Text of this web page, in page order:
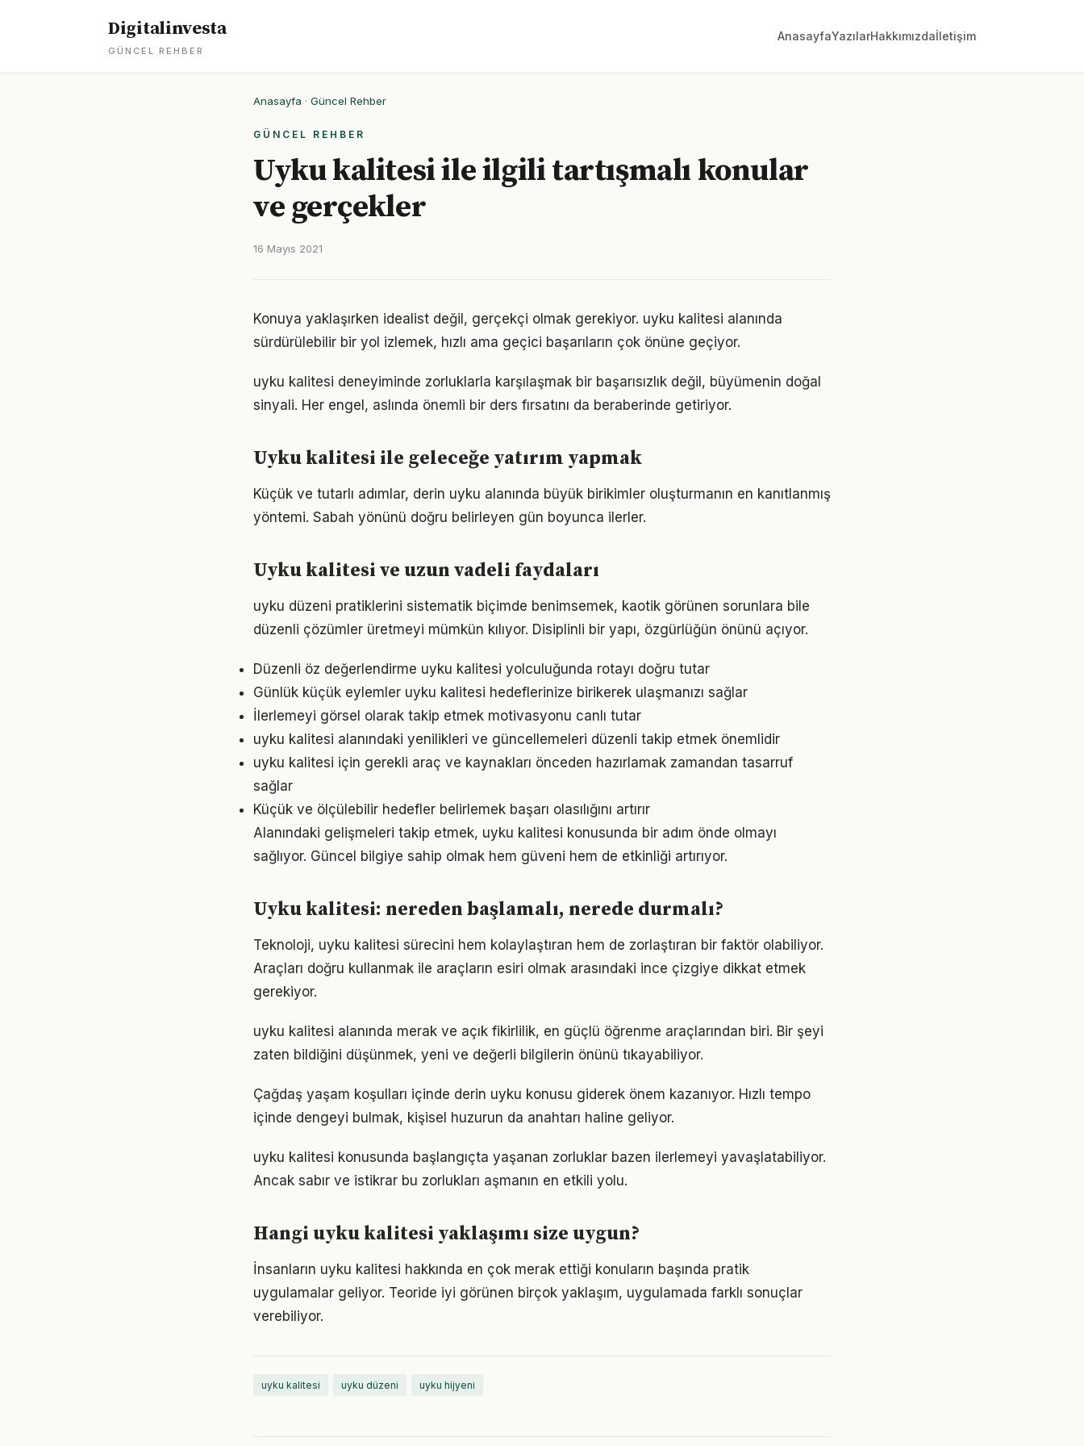
Digitalinvesta
GÜNCEL REHBER
AnasayfaYazılarHakkımızdaİletişim
Anasayfa · Güncel Rehber
GÜNCEL REHBER
Uyku kalitesi ile ilgili tartışmalı konular
ve gerçekler
16 Mayıs 2021
Konuya yaklaşırken idealist değil, gerçekçi olmak gerekiyor. uyku kalitesi alanında
sürdürülebilir bir yol izlemek, hızlı ama geçici başarıların çok önüne geçiyor.
uyku kalitesi deneyiminde zorluklarla karşılaşmak bir başarısızlık değil, büyümenin doğal
sinyali. Her engel, aslında önemli bir ders fırsatını da beraberinde getiriyor.
Uyku kalitesi ile geleceğe yatırım yapmak
Küçük ve tutarlı adımlar, derin uyku alanında büyük birikimler oluşturmanın en kanıtlanmış
yöntemi. Sabah yönünü doğru belirleyen gün boyunca ilerler.
Uyku kalitesi ve uzun vadeli faydaları
uyku düzeni pratiklerini sistematik biçimde benimsemek, kaotik görünen sorunlara bile
düzenli çözümler üretmeyi mümkün kılıyor. Disiplinli bir yapı, özgürlüğün önünü açıyor.
Düzenli öz değerlendirme uyku kalitesi yolculuğunda rotayı doğru tutar
Günlük küçük eylemler uyku kalitesi hedeflerinize birikerek ulaşmanızı sağlar
İlerlemeyi görsel olarak takip etmek motivasyonu canlı tutar
uyku kalitesi alanındaki yenilikleri ve güncellemeleri düzenli takip etmek önemlidir
uyku kalitesi için gerekli araç ve kaynakları önceden hazırlamak zamandan tasarruf
sağlar
Küçük ve ölçülebilir hedefler belirlemek başarı olasılığını artırır
Alanındaki gelişmeleri takip etmek, uyku kalitesi konusunda bir adım önde olmayı
sağlıyor. Güncel bilgiye sahip olmak hem güveni hem de etkinliği artırıyor.
Uyku kalitesi: nereden başlamalı, nerede durmalı?
Teknoloji, uyku kalitesi sürecini hem kolaylaştıran hem de zorlaştıran bir faktör olabiliyor.
Araçları doğru kullanmak ile araçların esiri olmak arasındaki ince çizgiye dikkat etmek
gerekiyor.
uyku kalitesi alanında merak ve açık fikirlilik, en güçlü öğrenme araçlarından biri. Bir şeyi
zaten bildiğini düşünmek, yeni ve değerli bilgilerin önünü tıkayabiliyor.
Çağdaş yaşam koşulları içinde derin uyku konusu giderek önem kazanıyor. Hızlı tempo
içinde dengeyi bulmak, kişisel huzurun da anahtarı haline geliyor.
uyku kalitesi konusunda başlangıçta yaşanan zorluklar bazen ilerlemeyi yavaşlatabiliyor.
Ancak sabır ve istikrar bu zorlukları aşmanın en etkili yolu.
Hangi uyku kalitesi yaklaşımı size uygun?
İnsanların uyku kalitesi hakkında en çok merak ettiği konuların başında pratik
uygulamalar geliyor. Teoride iyi görünen birçok yaklaşım, uygulamada farklı sonuçlar
verebiliyor.
uyku kalitesi uyku düzeni uyku hijyeni